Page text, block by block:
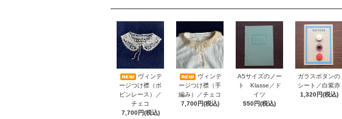
ヴィンテ
ージつけ襟（ボ
ビンレース）／
チェコ
7,700円(税込)
ヴィンテ
ージつけ襟（手
編み）／チェコ
7,700円(税込)
A5サイズのノー
ト Klasse／ド
イツ
550円(税込)
ガラスボタンの
シート／白紫赤
1,320円(税込)